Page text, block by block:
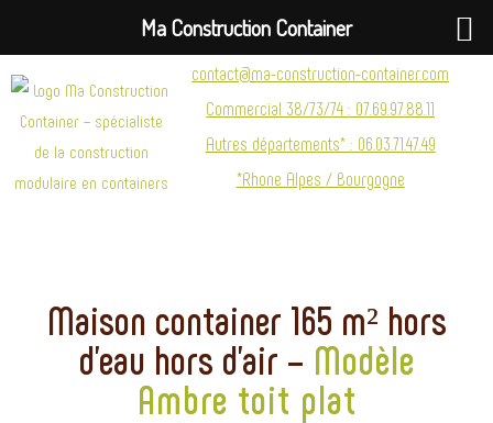
contact@ma-construction-container.com
Commercial 38/73/74 : 07.69.97.88.11
Autres départements* : 06.03.71.47.49
*Rhone Alpes / Bourgogne
Maison container 165 m² hors
d’eau hors d’air – Modèle
Ambre toit plat
Ma Construction Container